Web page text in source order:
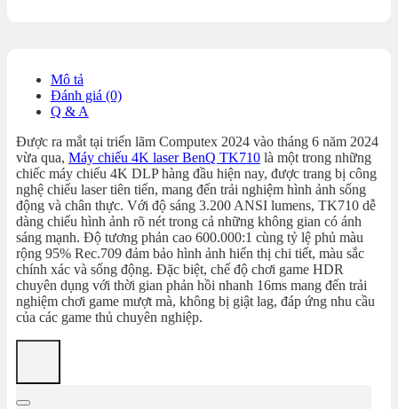
Mô tả
Đánh giá (0)
Q & A
Được ra mắt tại triển lãm Computex 2024 vào tháng 6 năm 2024
vừa qua, Máy chiếu 4K laser BenQ TK710 là một trong những
chiếc máy chiếu 4K DLP hàng đầu hiện nay, được trang bị công
nghệ chiếu laser tiên tiến, mang đến trải nghiệm hình ảnh sống
động và chân thực. Với độ sáng 3.200 ANSI lumens, TK710 dễ
dàng chiếu hình ảnh rõ nét trong cả những không gian có ánh
sáng mạnh. Độ tương phản cao 600.000:1 cùng tỷ lệ phủ màu
rộng 95% Rec.709 đảm bảo hình ảnh hiển thị chi tiết, màu sắc
chính xác và sống động. Đặc biệt, chế độ chơi game HDR
chuyên dụng với thời gian phản hồi nhanh 16ms mang đến trải
nghiệm chơi game mượt mà, không bị giật lag, đáp ứng nhu cầu
của các game thủ chuyên nghiệp.